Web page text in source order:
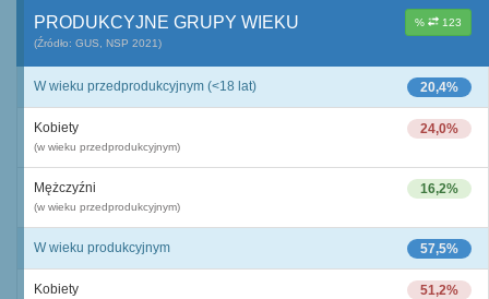
% 123
PRODUKCYJNE GRUPY WIEKU
(Źródło: GUS, NSP 2021)
20,4%
W wieku przedprodukcyjnym (<18 lat)
24,0%
Kobiety
(w wieku przedprodukcyjnym)
16,2%
Mężczyźni
(w wieku przedprodukcyjnym)
57,5%
W wieku produkcyjnym
51,2%
Kobiety